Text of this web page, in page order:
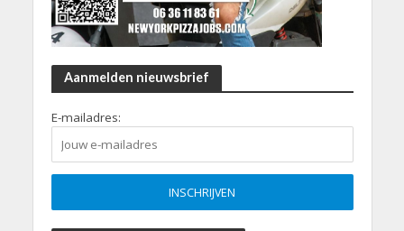
Aanmelden nieuwsbrief
E-mailadres: